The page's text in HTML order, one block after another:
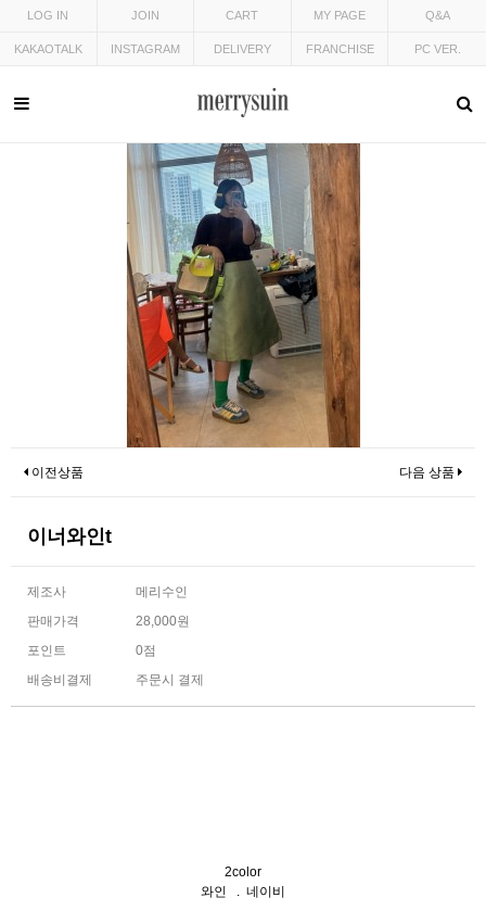
LOG IN JOIN CART MY PAGE Q&A
KAKAOTALK INSTAGRAM DELIVERY FRANCHISE PC VER.
이전상품 다음 상품
이너와인t
제조사
메리수인
판매가격
28,000원
포인트
0점
배송비결제
주문시 결제
2color
와인 . 네이비